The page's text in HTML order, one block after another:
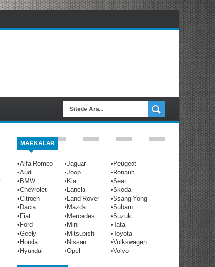
MARKALAR
•Alfa Romeo •Jaguar •Peugeot
•Audi •Jeep •Renault
•BMW •Kia •Seat
•Chevrolet •Lancia •Skoda
•Citroen •Land Rover •Ssang Yong
•Dacia •Mazda •Subaru
•Fiat •Mercedes •Suzuki
•Ford •Mini •Tata
•Geely •Mitsubishi •Toyota
•Honda •Nissan •Volkswagen
•Hyundai •Opel •Volvo